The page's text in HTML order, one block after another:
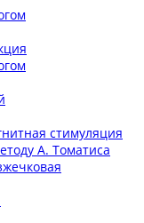
стимуляция
А. Томатиса